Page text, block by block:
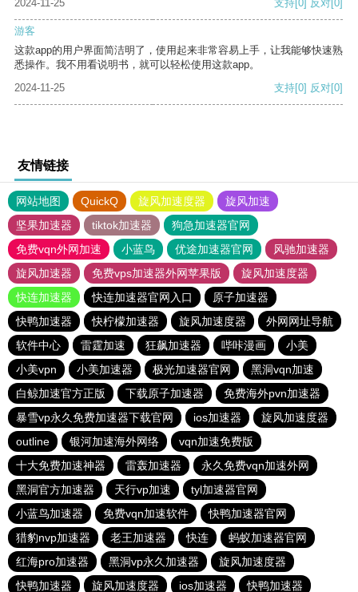
2024-11-25 支持[0] 反对[0]
游客
这款app的用户界面简洁明了，使用起来非常容易上手，让我能够快速熟
悉操作。我不用看说明书，就可以轻松使用这款app。
2024-11-25
支持[0] 反对[0]
友情链接
网站地图 QuickQ 旋风加速度器
旋风加速
坚果加速器
tiktok加速器
狗急加速器官网
免费vqn外网加速
小蓝鸟 优途加速器官网
风驰加速器
旋风加速器
免费vps加速器外网苹果版
旋风加速度器
快连加速器
快连加速器官网入口
原子加速器
快鸭加速器
快柠檬加速器 旋风加速度器
外网网址导航
软件中心
雷霆加速 狂飙加速器 哔咔漫画
小美
小美vpn
小美加速器 极光加速器官网
黑洞vqn加速
白鲸加速官方正版
下载原子加速器
免费海外pvn加速器
暴雪vp永久免费加速器下载官网
ios加速器
旋风加速度器
outline
银河加速海外网络
vqn加速免费版
十大免费加速神器
雷轰加速器
永久免费vqn加速外网
黑洞官方加速器
天行vp加速
tyl加速器官网
小蓝鸟加速器
免费vqn加速软件
快鸭加速器官网
猎豹nvp加速器
老王加速器 快连
蚂蚁加速器官网
红海pro加速器
黑洞vp永久加速器
旋风加速度器
快鸭加速器
旋风加速度器 ios加速器 快鸭加速器